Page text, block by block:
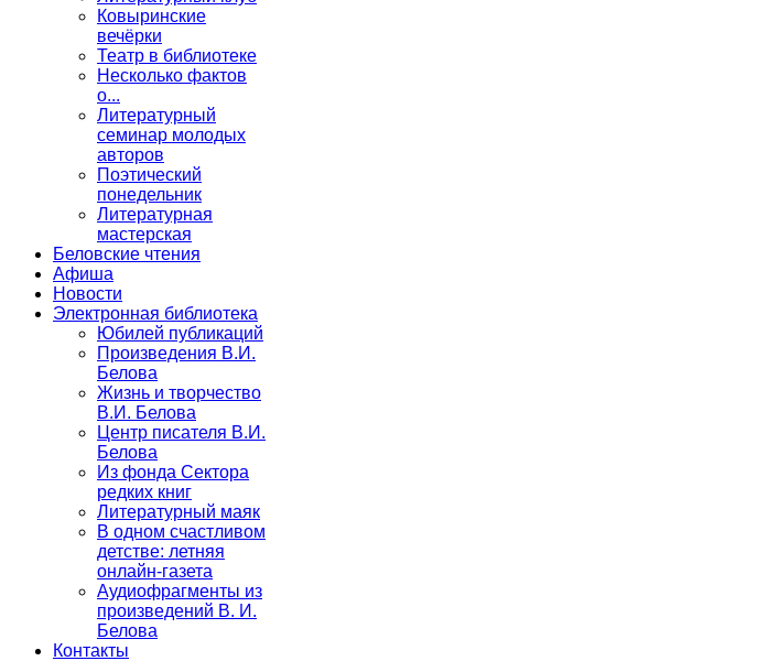
Ковыринские
вечёрки
Театр в библиотеке
Несколько фактов
о...
Литературный
семинар молодых
авторов
Поэтический
понедельник
Литературная
мастерская
Беловские чтения
Афиша
Новости
Электронная библиотека
Юбилей публикаций
Произведения В.И.
Белова
Жизнь и творчество
В.И. Белова
Центр писателя В.И.
Белова
Из фонда Сектора
редких книг
Литературный маяк
В одном счастливом
детстве: летняя
онлайн-газета
Аудиофрагменты из
произведений В. И.
Белова
Контакты